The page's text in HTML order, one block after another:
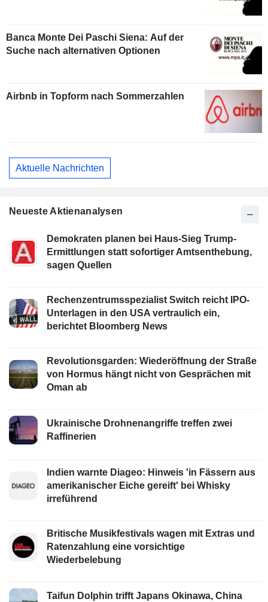
Banca Monte Dei Paschi Siena: Auf der
Suche nach alternativen Optionen
Airbnb in Topform nach Sommerzahlen
Aktuelle Nachrichten
Neueste Aktienanalysen
Demokraten planen bei Haus-Sieg Trump-
Ermittlungen statt sofortiger Amtsenthebung,
sagen Quellen
Rechenzentrumsspezialist Switch reicht IPO-
Unterlagen in den USA vertraulich ein,
berichtet Bloomberg News
Revolutionsgarden: Wiederöffnung der Straße
von Hormus hängt nicht von Gesprächen mit
Oman ab
Ukrainische Drohnenangriffe treffen zwei
Raffinerien
Indien warnte Diageo: Hinweis 'in Fässern aus
amerikanischer Eiche gereift' bei Whisky
irreführend
Britische Musikfestivals wagen mit Extras und
Ratenzahlung eine vorsichtige
Wiederbelebung
Taifun Dolphin trifft Japans Okinawa, China